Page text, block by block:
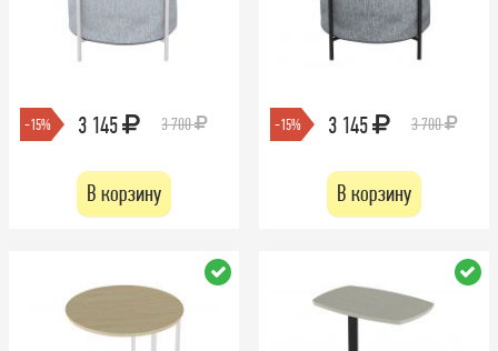
-15% 3 145 3 700
В корзину
-15% 3 145 3 700
В корзину